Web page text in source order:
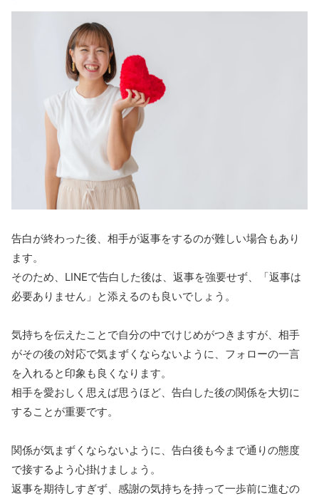
告白が終わった後、相手が返事をするのが難しい場合もあり
ます。
そのため、LINEで告白した後は、返事を強要せず、「返事は
必要ありません」と添えるのも良いでしょう。
気持ちを伝えたことで自分の中でけじめがつきますが、相手
がその後の対応で気まずくならないように、フォローの一言
を入れると印象も良くなります。
相手を愛おしく思えば思うほど、告白した後の関係を大切に
することが重要です。
関係が気まずくならないように、告白後も今まで通りの態度
で接するよう心掛けましょう。
返事を期待しすぎず、感謝の気持ちを持って一歩前に進むの